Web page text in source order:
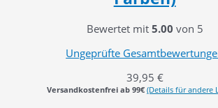
Bewertet mit 5.00 von 5
Ungeprüfte
39,95 €
Versandkostenfrei ab 99€ (Details für andere